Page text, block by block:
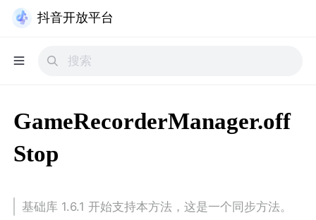
抖音开放平台
GameRecorderManager.off
Stop
基础库 1.6.1 开始支持本方法，这是一个同步方法。